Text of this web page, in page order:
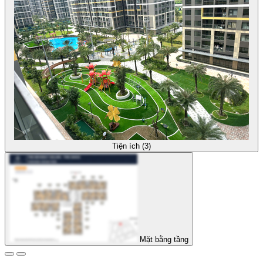
Tiện ích (3)
Mặt bằng tầng